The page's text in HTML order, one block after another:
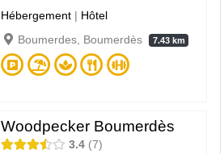
Hébergement | Hôtel
Boumerdes, Boumerdès
7.43 km
Woodpecker Boumerdès
3.4 7